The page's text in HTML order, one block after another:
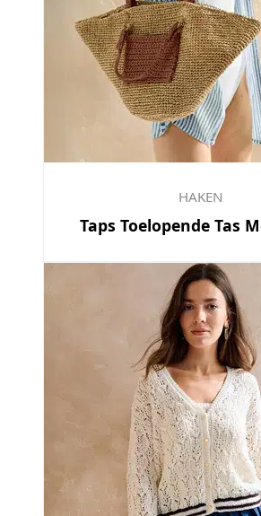
HAKEN
Taps Toelopende Tas